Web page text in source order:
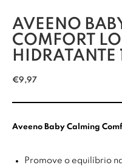
AVEENO
COMFORT
HIDRATANTE
€9,97
Aveeno Baby Calming
Promove o equilíbrio